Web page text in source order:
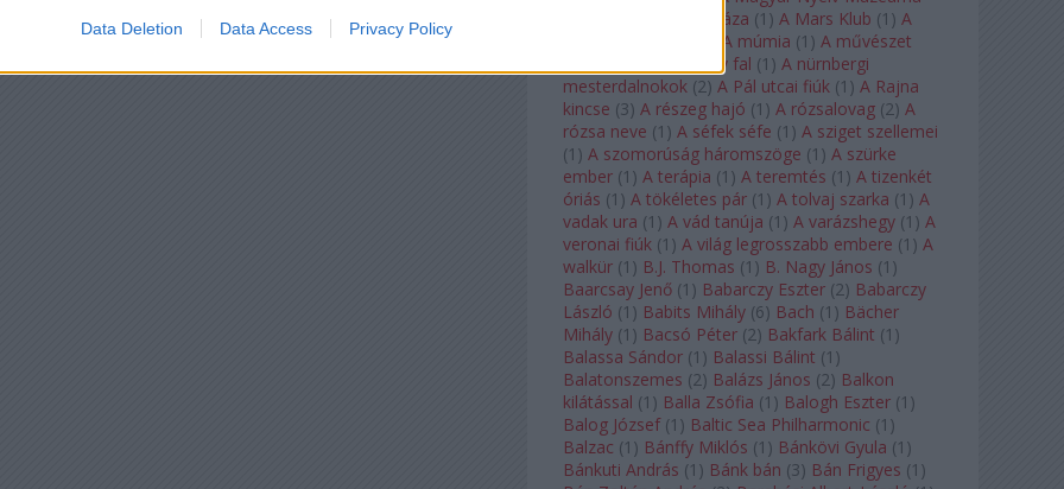
Data Deletion Data Access Privacy Policy A Magyar Zene Háza (1 ) A Mars Klub (1 ) A
A múmia (1 ) A művészet
A nagy fal (1 ) A nürnbergi
mesterdalnokok (2) A Pál utcai fiúk (1 ) A Rajna
kincse (3) A részeg hajó (1 ) A rózsalovag (2) A
rózsa neve (1 ) A séfek séfe (1 ) A sziget szellemei
(1 ) A szomorúság háromszöge (1 ) A szürke
ember (1 ) A terápia (1 ) A teremtés (1 ) A tizenkét
óriás (1 ) A tökéletes pár (1 ) A tolvaj szarka (1 ) A
vadak ura (1 ) A vád tanúja (1 ) A varázshegy (1 ) A
veronai fiúk (1 ) A világ legrosszabb embere (1 ) A
walkür (1 ) B.J. Thomas (1 ) B. Nagy János (1 )
Baarcsay Jenő (1 ) Babarczy Eszter (2) Babarczy
László (1 ) Babits Mihály (6) Bach (1 ) Bächer
Mihály (1 ) Bacsó Péter (2) Bakfark Bálint (1 )
Balassa Sándor (1 ) Balassi Bálint (1 )
Balatonszemes (2) Balázs János (2) Balkon
kilátással (1 ) Balla Zsófia (1 ) Balogh Eszter (1 )
Balog József (1 ) Baltic Sea Philharmonic (1 )
Balzac (1 ) Bánffy Miklós (1 ) Bánkövi Gyula (1 )
Bánkuti András (1 ) Bánk bán (3) Bán Frigyes (1 )